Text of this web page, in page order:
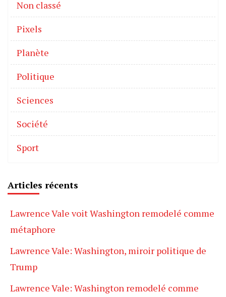
Non classé
Pixels
Planète
Politique
Sciences
Société
Sport
Articles récents
Lawrence Vale voit Washington remodelé comme
métaphore
Lawrence Vale: Washington, miroir politique de
Trump
Lawrence Vale: Washington remodelé comme